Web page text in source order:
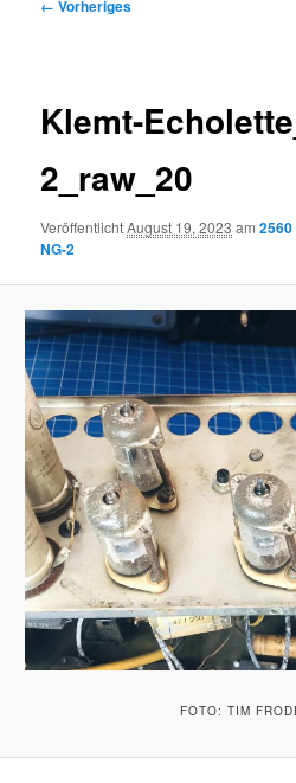
← Vorheriges
Klemt-
2_raw_20
VeröffentlichtAugust 19, 2023 am2560
NG-2
FOTO: TIM